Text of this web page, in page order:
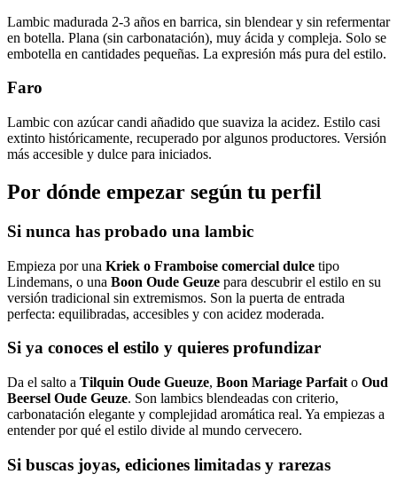
Lambic madurada 2-3 años en barrica, sin blendear y sin refermentar
en botella. Plana (sin carbonatación), muy ácida y compleja. Solo se
embotella en cantidades pequeñas. La expresión más pura del estilo.
Faro
Lambic con azúcar candi añadido que suaviza la acidez. Estilo casi
extinto históricamente, recuperado por algunos productores. Versión
más accesible y dulce para iniciados.
Por dónde empezar según tu perfil
Si nunca has probado una lambic
Empieza por una Kriek o Framboise comercial dulce tipo
Lindemans, o una Boon Oude Geuze para descubrir el estilo en su
versión tradicional sin extremismos. Son la puerta de entrada
perfecta: equilibradas, accesibles y con acidez moderada.
Si ya conoces el estilo y quieres profundizar
Da el salto a Tilquin Oude Gueuze, Boon Mariage Parfait o Oud
Beersel Oude Geuze. Son lambics blendeadas con criterio,
carbonatación elegante y complejidad aromática real. Ya empiezas a
entender por qué el estilo divide al mundo cervecero.
Si buscas joyas, ediciones limitadas y rarezas